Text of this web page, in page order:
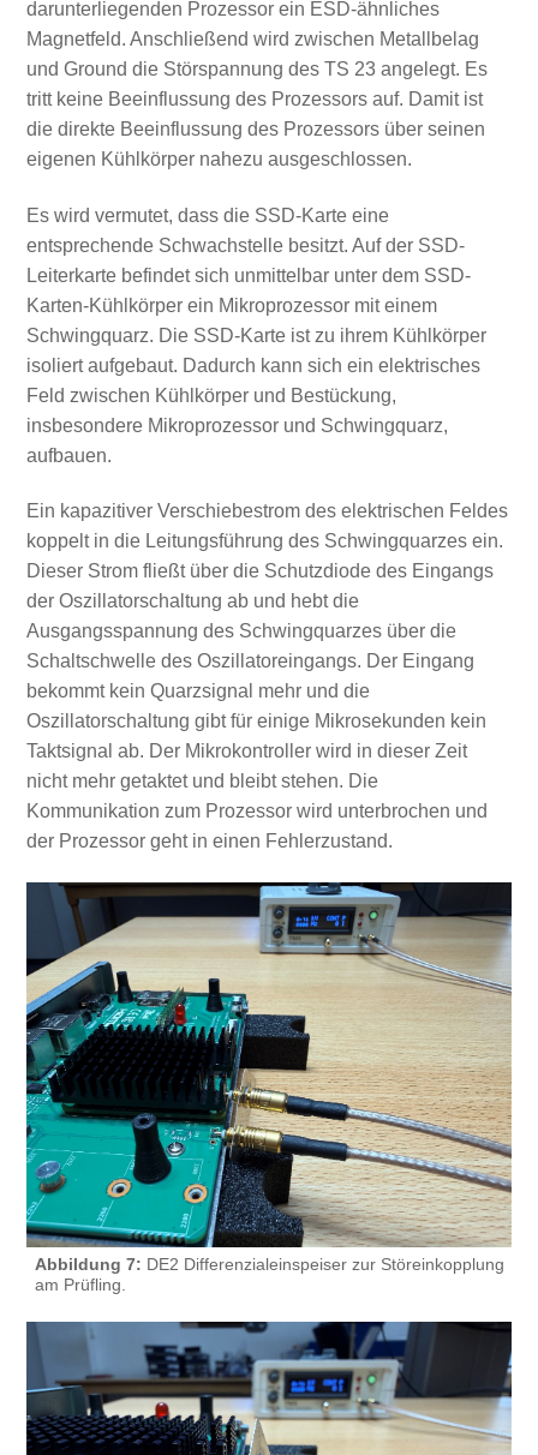
darunterliegenden Prozessor ein ESD-ähnliches
Magnetfeld. Anschließend wird zwischen Metallbelag
und Ground die Störspannung des TS 23 angelegt. Es
tritt keine Beeinflussung des Prozessors auf. Damit ist
die direkte Beeinflussung des Prozessors über seinen
eigenen Kühlkörper nahezu ausgeschlossen.
Es wird vermutet, dass die SSD-Karte eine
entsprechende Schwachstelle besitzt. Auf der SSD-
Leiterkarte befindet sich unmittelbar unter dem SSD-
Karten-Kühlkörper ein Mikroprozessor mit einem
Schwingquarz. Die SSD-Karte ist zu ihrem Kühlkörper
isoliert aufgebaut. Dadurch kann sich ein elektrisches
Feld zwischen Kühlkörper und Bestückung,
insbesondere Mikroprozessor und Schwingquarz,
aufbauen.
Ein kapazitiver Verschiebestrom des elektrischen Feldes
koppelt in die Leitungsführung des Schwingquarzes ein.
Dieser Strom fließt über die Schutzdiode des Eingangs
der Oszillatorschaltung ab und hebt die
Ausgangsspannung des Schwingquarzes über die
Schaltschwelle des Oszillatoreingangs. Der Eingang
bekommt kein Quarzsignal mehr und die
Oszillatorschaltung gibt für einige Mikrosekunden kein
Taktsignal ab. Der Mikrokontroller wird in dieser Zeit
nicht mehr getaktet und bleibt stehen. Die
Kommunikation zum Prozessor wird unterbrochen und
der Prozessor geht in einen Fehlerzustand.
Abbildung 7: DE2 Differenzialeinspeiser zur Störeinkopplung
am Prüfling.